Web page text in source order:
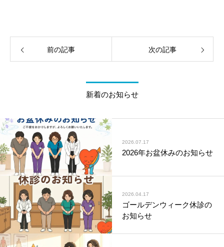
前の記事 次の記事
新着のお知らせ
2026.07.17
2026年お盆休みのお知らせ
2026.04.17
ゴールデンウィーク休診の
お知らせ